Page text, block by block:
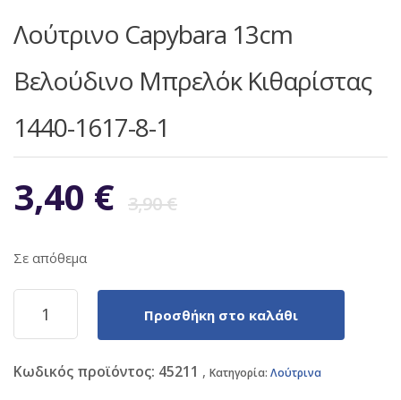
Λούτρινο Capybara 13cm
Βελούδινο Μπρελόκ Κιθαρίστας
1440-1617-8-1
3,90€Original
was:
3,90 €.
3,40 €
Η
τιμή
είναι:
Σε απόθεμα
Λούτρινο
Capybara
13cm
Μπρελόκ
Προσθήκη στο καλάθι
Κωδικός προϊόντος: 45211 Κατηγορία: Λούτρινα